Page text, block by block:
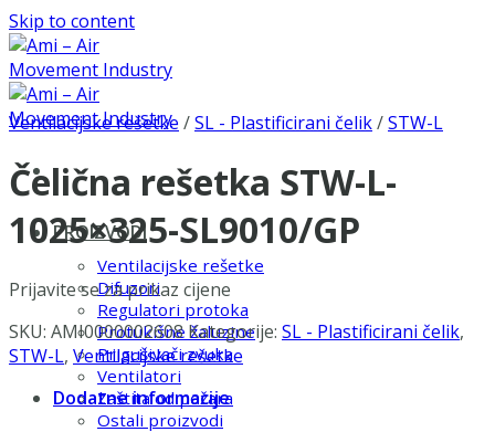
Skip to content
PROIZVODI
Ventilacijske rešetke
Difuzori
Regulatori protoka
Protukišne žaluzine
Prigušivači zvuka
Ventilatori
Zaštita od požara
Ostali proizvodi
Ventilacijske rešetke /SL - Plastificirani čelik/STW-L
Čelična rešetka STW-L-
1025×325-SL9010/GP
Prijavite se za prikaz cijene
SKU: AMI0000002608 Kategorije: SL - Plastificirani čelik,
STW-L, Ventilacijske rešetke
Dodatne informacije